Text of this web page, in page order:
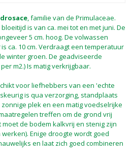
, familie van de Primulaceae.
is van ca. mei tot en met juni. De
5 cm. hoog. De volwassen
is ca. 10 cm. Verdraagt een temperatuur
winter groen. De geadviseerde
m2.) Is matig verkrijgbaar.
voor liefhebbers van een 'echte
is qua verzorging, standplaats
plek en een matig voedselrijke
treffen om de grond vrij
de bodem kalkvrij en stenig zijn
Enige droogte wordt goed
en laat zich goed combineren